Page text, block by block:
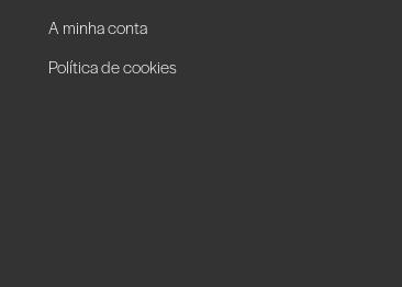
A minha conta
Política de cookies